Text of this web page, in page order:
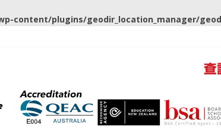
content/plugins/geodir_location_manager/